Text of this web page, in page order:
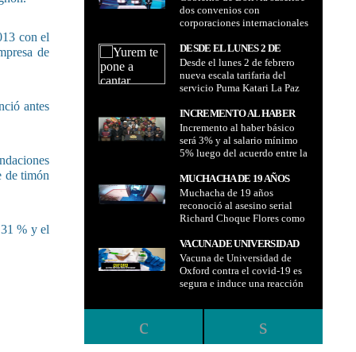
con el
de
antes
de timón
% y el
MARÍTIMA
DETENCIÓN PREVENTIVA
CON CORPORACIONES
INTERNACIONALES PARA
EN PASTOS GRANDES Y
UYUNI
dos convenios con
corporaciones internacionales
Pastos Grandes y Uyuni
DESDE EL LUNES 2 DE
FEBRERO NUEVA ESCALA
TARIFARIA DEL SERVICIO
PUMA KATARI LA PAZ BUS
Desde el lunes 2 de febrero
nueva escala tarifaria del
servicio Puma Katari La Paz
INCREMENTO AL HABER
BÁSICO SERÁ 3% Y AL
SALARIO MÍNIMO 5%
LUEGO DEL ACUERDO
ENTRE LA COB Y EL
GOBIERNO NACIONAL
Incremento al haber básico
será 3% y al salario mínimo
5% luego del acuerdo entre la
MUCHACHA DE 19 AÑOS
RECONOCIÓ AL ASESINO
SERIAL RICHARD CHOQUE
FLORES COMO LA
CONTACTÓ Y ASALTÓ EN
LA PRIMERA QUINCENA DE
ENERO
Muchacha de 19 años
reconoció al asesino serial
Richard Choque Flores como
asaltó en la primera quincena
de enero
VACUNA DE UNIVERSIDAD
DE OXFORD CONTRA EL
COVID-19 ES SEGURA E
INDUCE UNA REACCIÓN
Vacuna de Universidad de
Oxford contra el covid-19 es
segura e induce una reacción
positivos